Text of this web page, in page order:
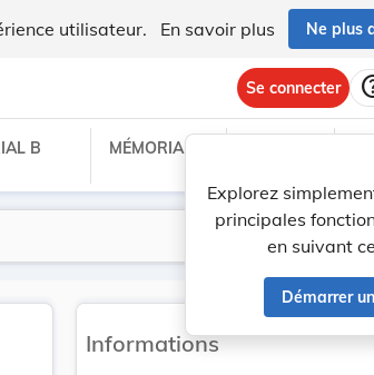
utilisateur. En savoir plus Ne plus
Se connecter
Explorez
principales
en suivant
Démarrer
B MÉMORIAL C
Lancer la recherche
Filtres
Informations